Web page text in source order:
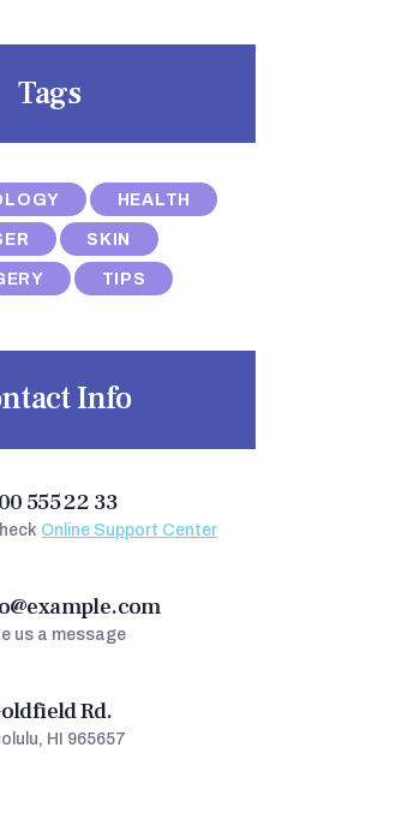
Tags
HEALTH
SKIN
TIPS
Info
555 22 33
Online Support Center
us a message
Rd.
HI 965657